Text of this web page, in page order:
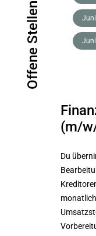
Offene Stellen
(m/
Du